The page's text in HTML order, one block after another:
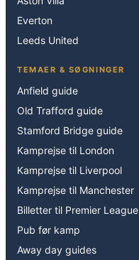
Everton
Leeds United
TEMAER & SØGNINGER
Anfield guide
Old Trafford guide
Stamford Bridge guide
Kamprejse til London
Kamprejse til Liverpool
Kamprejse til Manchester
Billetter til Premier League
Pub før kamp
Away day guides